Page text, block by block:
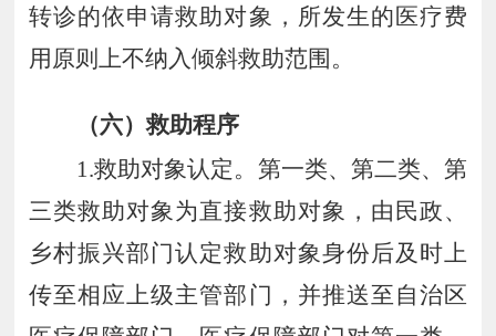
转诊的依申请救助对象，所发生的医疗费
用原则上不纳入倾斜救助范围。
（六）救助程序
1.救助对象认定。第一类、第二类、第
三类救助对象为直接救助对象，由民政、
乡村振兴部门认定救助对象身份后及时上
传至相应上级主管部门，并推送至自治区